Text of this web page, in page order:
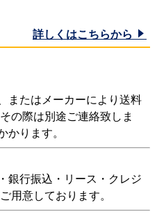
詳しくはこちらから
またはメーカーにより送料
の際は別途ご連絡致しま
かります。
銀行振込・リース・クレジ
用意しております。